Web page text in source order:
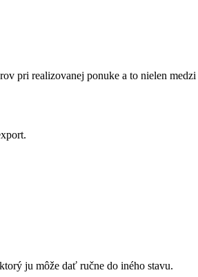
pri realizovanej ponuke a to nielen
ju môže dať ručne do iného stavu.